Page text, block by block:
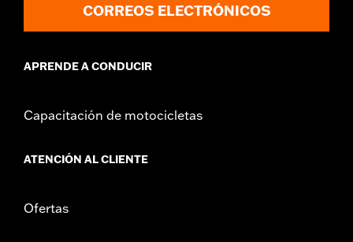
CORREOS ELECTRÓNICOS
APRENDE A CONDUCIR
Capacitación de motocicletas
ATENCIÓN AL CLIENTE
Ofertas